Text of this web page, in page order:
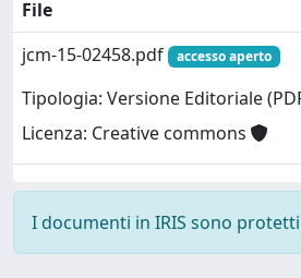
File
jcm-15-02458.pdf
accesso aperto
Tipologia: Versione Editoriale
Licenza: Creative commons
I documenti in IRIS sono